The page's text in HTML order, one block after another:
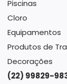
Piscinas
Cloro
Equipamentos
Produtos de
Decorações
(22) 99829-